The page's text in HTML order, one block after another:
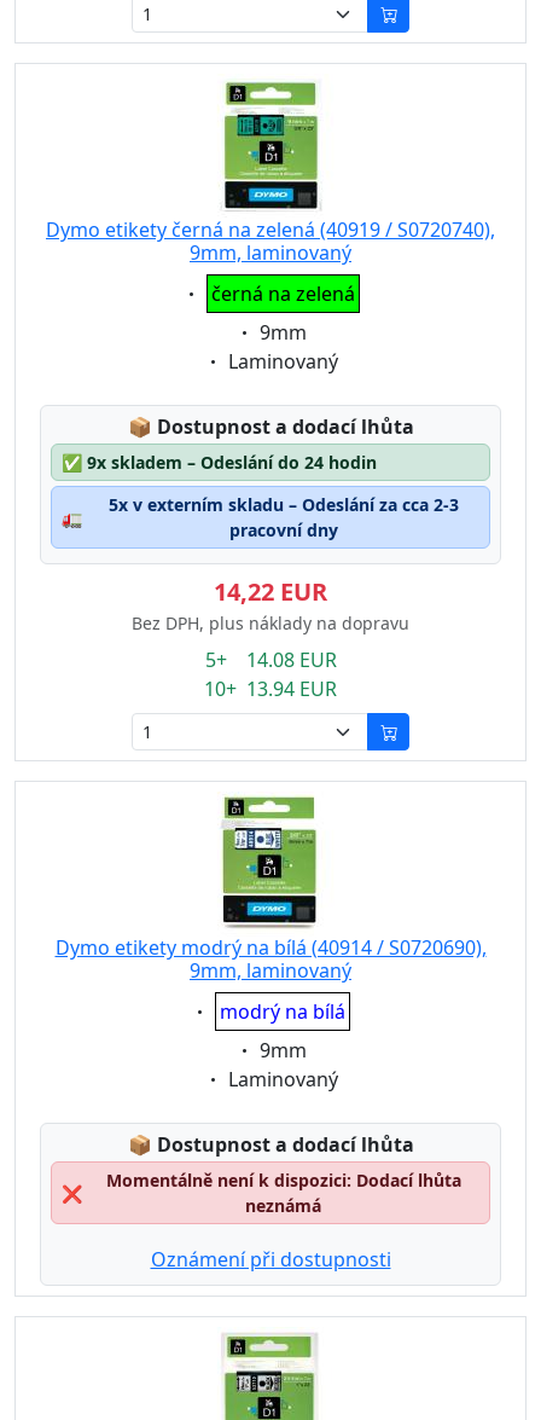
Dymo etikety černá na zelená (40919 / S0720740),
9mm, laminovaný
Eigenschaft:
černá na zelená
Eigenschaft:
9mm
Eigenschaft:
Laminovaný
📦 Lagerstatus:
Dostupnost a dodací lhůta
✅ 9x skladem – Odeslání do 24 hodin
🚛
5x v externím skladu – Odeslání za cca 2-3
pracovní dny
14,22 EUR
Bez DPH, plus náklady na dopravu
5+ 14.08 EUR
10+ 13.94 EUR
Dymo etikety modrý na bílá (40914 / S0720690),
9mm, laminovaný
Eigenschaft:
modrý na bílá
Eigenschaft:
9mm
Eigenschaft:
Laminovaný
📦 Lagerstatus:
Dostupnost a dodací lhůta
❌
Momentálně není k dispozici: Dodací lhůta
neznámá
Oznámení při dostupnosti